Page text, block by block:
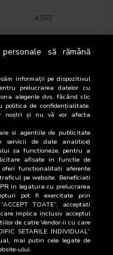
4.592
6.897
9.473
2.261
3.607
4.158
3.798
4.462
să rămână
informații pe dispozitivul
prelucrarea datelor cu
alegerile dvs. făcând clic
politica de confidențialitate.
noștri și nu vă vor afecta
si agentiile de publicitate
servicii de date analitice)
sa functioneze, pentru a
afisate in functie de
functionalitati aferente
pe website. Beneficiati
in legatura cu prelucrarea
pot fi exercitate prin
TOATE”, acceptati
implica inclusiv acceptul
de catre Vendor-ii cu care
SETARILE INDIVIDUAL”
mai putin cele legate de
ului.